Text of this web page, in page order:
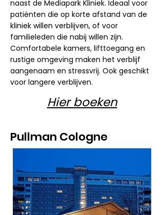
naast de Mediapark Kliniek. Ideaal voor
patiënten die op korte afstand van de
kliniek willen verblijven, of voor
familieleden die nabij willen zijn.
Comfortabele kamers, lifttoegang en
rustige omgeving maken het verblijf
aangenaam en stressvrij. Ook geschikt
voor langere verblijven.
Hier boeken
Pullman Cologne